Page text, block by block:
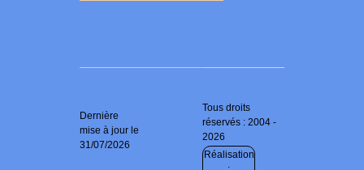
Dernière
mise à jour le
31/07/2026
Tous droits
réservés : 2004 -
2026
Réalisation